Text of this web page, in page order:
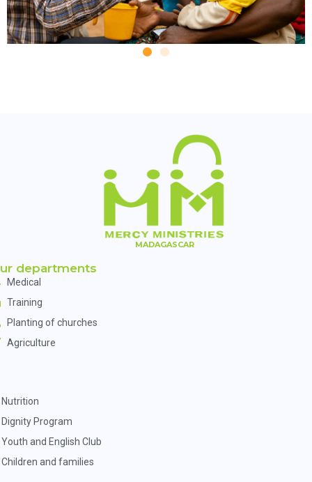
MADAGASCAR
departments
Medical
Training
Planting of churches
Agriculture
Nutrition
Dignity Program
Youth and English Club
Children and families